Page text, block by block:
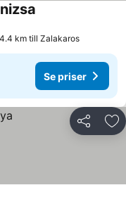
km till Zalakaros
Se priser
Dela